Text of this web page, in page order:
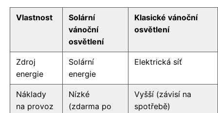
Vlastnost
Solární
vánoční
osvětlení
Klasické vánoční
osvětlení
Zdroj
energie
Solární
energie
Elektrická síť
Náklady
na provoz
Nízké
(zdarma po
Vyšší (závisí na
spotřebě)